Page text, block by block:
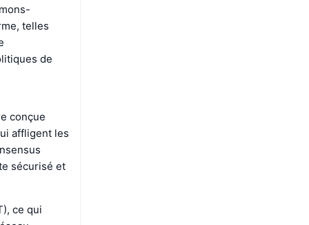
telles
de
conçue
affligent les
sécurisé et
ce qui